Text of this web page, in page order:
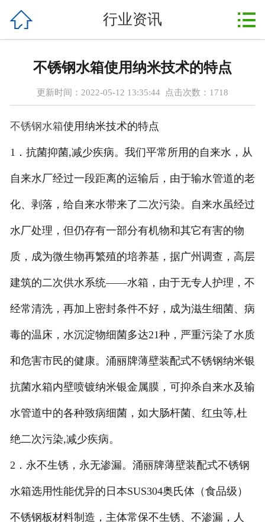
产品展示
新闻动态
售后服务
在线留言
联系我们
 行业资讯 
不锈钢水箱使用纳米技术的特点
更新时间：2022-05-12 13:35:44 点击次数： 1718
不锈钢水箱使用纳米技术的特点
1．抗菌抑菌,减少疾病。我们平常所用的自来水，从
自来水厂经过一段距离的运输后，由于输水管道的老
化、剥落，给自来水带来了二次污染。自来水虽经过
水厂处理，但仍存有一部分有机物和其它有害的物
质，成为微生物再繁殖的培养基，据广州调查，高层
建筑的二次供水系统——水箱，由于无专人护理，不
经常清洗，再加上密封条件不好，成为滋生细菌、病
毒的温床，水沉淀物细菌多达21种，严重污染了水质
和危害市民的健康。涌丽牌薄壁装配式不锈钢纳米银
抗菌水箱内壁喷镀纳米银金属膜，可抑杀自来水及输
水管道中的各种致病细菌，如大肠杆菌、红虫等,杜
绝二次污染,减少疾病。
2．永不生锈，永无渗漏。涌丽牌薄壁装配式不锈钢
水箱选用性能优异的日本SUS304奥氏体（食品级）
不锈钢板材料制造，主体常保不生锈、不渗漏，人